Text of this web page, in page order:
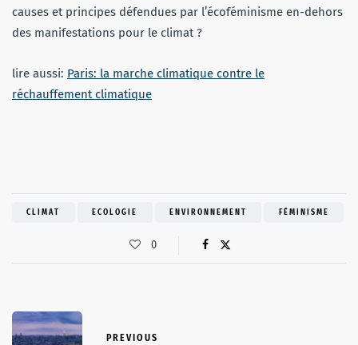
causes et principes défendues par l’écoféminisme en-dehors
des manifestations pour le climat ?
lire aussi: Paris: la marche climatique contre le
réchauffement climatique
CLIMAT ECOLOGIE ENVIRONNEMENT FÉMINISME
0
PREVIOUS